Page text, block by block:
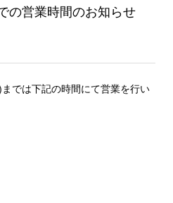
の営業時間のお知らせ
では下記の時間にて営業を行い